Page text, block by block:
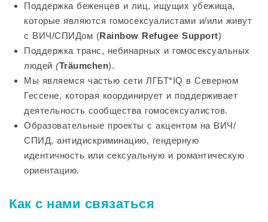
Поддержка беженцев и лиц, ищущих убежища,
которые являются гомосексуалистами и/или живут
с ВИЧ/СПИДом (Rainbow Refugee Support)
Поддержка транс, небинарных и гомосексуальных
людей (Träumchen).
Мы являемся частью сети ЛГБТ*IQ в Северном
Гессене, которая координирует и поддерживает
деятельность сообщества гомосексуалистов.
Образовательные проекты с акцентом на ВИЧ/
СПИД, антидискриминацию, гендерную
идентичность или сексуальную и романтическую
ориентацию.
Как с нами связаться